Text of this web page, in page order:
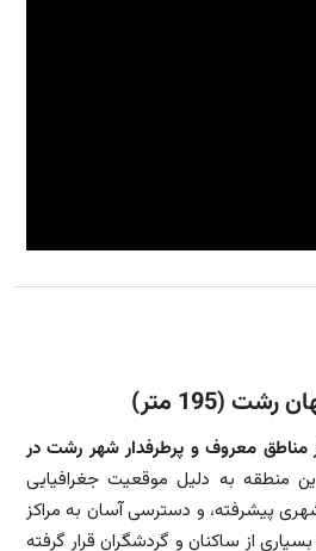
(195 متر)
مناطق معروف و پرطرفدار شهر رشت در
منطقه به دلیل موقعیت جغرافیایی
پیشرفته، و دسترسی آسان به مراکز
از ساکنان و گردشگران قرار گرفته